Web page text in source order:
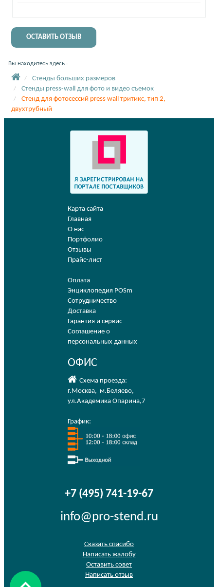
ОСТАВИТЬ ОТЗЫВ
Вы находитесь здесь :
Стенды больших размеров
Стенды press-wall для фото и видео съемок
Стенд для фотосессий press wall тритикс, тип 2,
двухтрубный
Карта сайта
Главная
О нас
Портфолио
Отзывы
Прайс-лист
Оплата
Энциклопедия POSm
Сотрудничество
Доставка
Гарантия и сервис
Соглашение о
персональных данных
ОФИС
Схема проезда:
г.Москва, м.Беляево,
ул.Академика Опарина,7
График:
+7 (495) 741-19-67
info@pro-stend.ru
Сказать спасибо
Написать жалобу
Оставить совет
Написать отзыв